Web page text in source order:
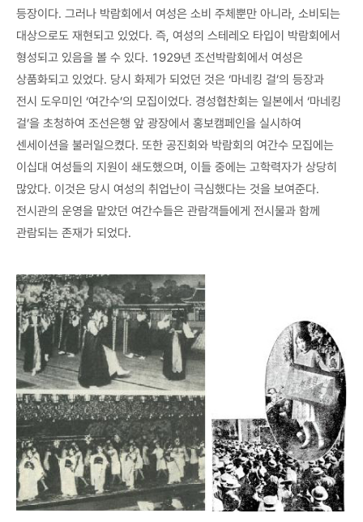
등장이다. 그러나 박람회에서 여성은 소비 주체뿐만 아니라, 소비되는
대상으로도 재현되고 있었다. 즉, 여성의 스테레오 타입이 박람회에서
형성되고 있음을 볼 수 있다. 1929년 조선박람회에서 여성은
상품화되고 있었다. 당시 화제가 되었던 것은 ‘마네킹 걸’의 등장과
전시 도우미인 ‘여간수’의 모집이었다. 경성협찬회는 일본에서 ‘마네킹
걸’을 초청하여 조선은행 앞 광장에서 홍보캠페인을 실시하여
센세이션을 불러일으켰다. 또한 공진회와 박람회의 여간수 모집에는
이십대 여성들의 지원이 쇄도했으며, 이들 중에는 고학력자가 상당히
많았다. 이것은 당시 여성의 취업난이 극심했다는 것을 보여준다.
전시관의 운영을 맡았던 여간수들은 관람객들에게 전시물과 함께
관람되는 존재가 되었다.